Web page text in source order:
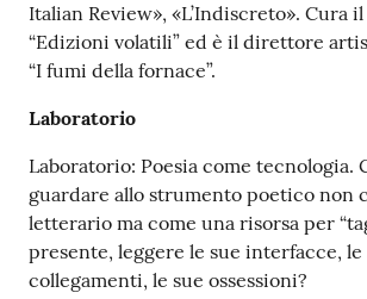
Italian Review», «L’Indiscreto». Cura
“Edizioni volatili” ed è il direttore
“I fumi della fornace”.
Laboratorio
Laboratorio: Poesia come tecnologia.
guardare allo strumento poetico non
letterario ma come una risorsa per
presente, leggere le sue interfacce,
collegamenti, le sue ossessioni?